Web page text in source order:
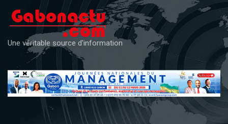
content
Une véritable source d'information